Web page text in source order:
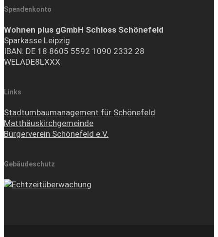
Spendenkonto
Wohnen plus gGmbH Schloss Schönefeld
Sparkasse Leipzig
IBAN: DE 18 8605 5592 1090 2332 28
WELADE8LXXX
Links
Stadtumbaumanagement für Schönefeld
Matthäuskirchgemeinde
Bürgerverein Schönefeld e.V.
Gebäudeschutz